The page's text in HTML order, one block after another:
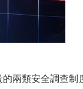
兩類安全調查制